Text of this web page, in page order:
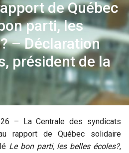
de Québec
parti, les
– Déclaration
président de la
– La Centrale des syndicats
rapport de Québec solidaire
Le bon parti, les belles écoles?,